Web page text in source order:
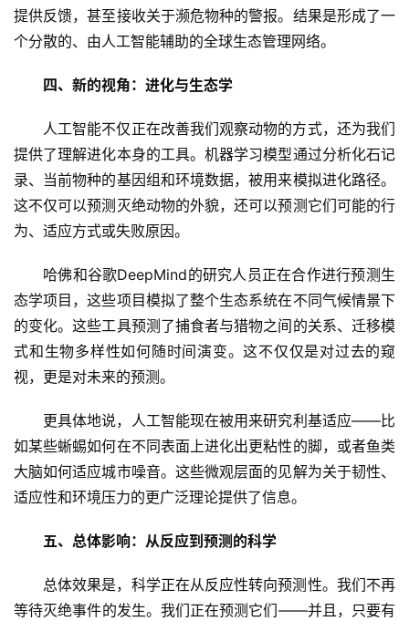
提供反馈，甚至接收关于濒危物种的警报。结果是形成了一
个分散的、由人工智能辅助的全球生态管理网络。
四、新的视角：进化与生态学
人工智能不仅正在改善我们观察动物的方式，还为我们
提供了理解进化本身的工具。机器学习模型通过分析化石记
录、当前物种的基因组和环境数据，被用来模拟进化路径。
这不仅可以预测灭绝动物的外貌，还可以预测它们可能的行
为、适应方式或失败原因。
哈佛和谷歌DeepMind的研究人员正在合作进行预测生
态学项目，这些项目模拟了整个生态系统在不同气候情景下
的变化。这些工具预测了捕食者与猎物之间的关系、迁移模
式和生物多样性如何随时间演变。这不仅仅是对过去的窥
视，更是对未来的预测。
更具体地说，人工智能现在被用来研究利基适应——比
如某些蜥蜴如何在不同表面上进化出更粘性的脚，或者鱼类
大脑如何适应城市噪音。这些微观层面的见解为关于韧性、
适应性和环境压力的更广泛理论提供了信息。
五、总体影响：从反应到预测的科学
总体效果是，科学正在从反应性转向预测性。我们不再
等待灭绝事件的发生。我们正在预测它们——并且，只要有